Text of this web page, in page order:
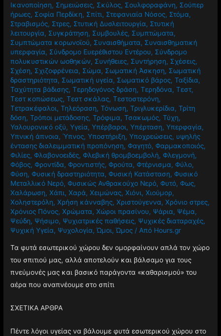
Ικανοποίηση, Σημειώσεις, Σκύλος, Σουλφοραφάνη, Σούπερ
ήρωες, Σοφία Περδίκη, Σπίτι, Στεφανιαία Νόσος, Στόμα,
Στραβισμός, Στρες, Στυτική Δυσλειτουργία, Στυτική
λειτουργία, Συγκράτηση, Συμβουλές, Συμπτώματα,
Συμπτώματα κορωνοϊού, Συναισθήματα, Συναισθηματική
υπερφαγία, Σύνδρομο Ευερέθιστου Εντέρου, Σύνδρομο
πολυκυστικών ωοθηκών, Συνήθειες, Συντήρηση, Σχέσεις,
Σχέση, Σχιζοφρένεια, Σώμα, Σωματική Άσκηση, Σωματική
δραστηριότητα, Σωματική υγεία, Σωματικό βάρος,Ταξίδια,
Ταχύτητα βάδισης,Τερηδογόνος δράση,Τερηδόνα,Τεστ,
Τεστ κοπώσεως,Τεστ σκάλας,Τεστοστερόνη,
Τετρακέφαλοι,Τηλεόραση,Τόνωση,Τριγλυκερίδια,Τρίτη
δόση,Τρόποι μετάδοσης,Τρόφιμα,Τσακωμός,Τύχη,
Υαλουρονικό οξύ,Υγεία,Υπέρβαροι,Υπέρταση,Υπερφαγία,
Υπνική άπνοια,Ύπνος,Υποστήριξη,Υποχρεώσεις, υψηλής
έντασης διαλειμματική προπόνηση,Φαγητό,Φαρμακοποιός,
Φιλίες,Φλαβονοειδές,Φλεβική θρομβοεμβολή,Φλεγμονή,
Φόβος,Φροντίδα,Φροντιστής,Φρούτα,Φτέρνισμα,Φύλο,
Φύση,Φυσική δραστηριότητα,Φυσική Κατάσταση,Φυσικό
Μεταλλικό Νερό,Φυσικώς Ανθρακούχο Νερό,Φυτό,Φως,
Χαλάρωση,Χάπι,Χαρά,Χειμώνας,Χιόνι,Χιούμορ,
Χοληστερόλη,Χρήση κάνναβης,Χριστούγεννα,Χρόνιο στρες,
Χρόνιος Πόνος,Χρώματα,Χώροι πρασίνου, Ψάρια, Ψέμα,
Ψεύδη, Ψήσιμο, Ψυχιατρικές παθήσεις, Ψυχικές διαταραχές,
Ψυχική Υγεία, Ψυχολογία,Ώμοι,Ώμος / Από Hours.gr
Τα φυτά εσωτερικού χώρου δεν ομορφαίνουν απλά τον χώρο
του σπιτιού μας, αλλά αποτελούν και βάλσαμο για τους
πνεύμονές μας και βασικό παράγοντα «καθαρισμού» του
αέρα που αναπνέουμε στο σπίτι
ΣΧΕΤΙΚΑ ΑΡΘΡΑ
Πέντε λόγοι υγείας να βάλουμε φυτά εσωτερικού χώρου στο